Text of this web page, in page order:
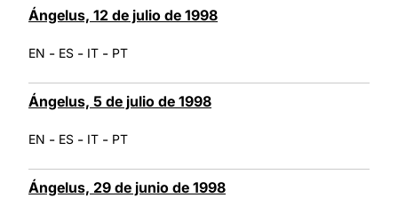
Ángelus, 12 de julio de 1998
EN - ES - IT - PT
Ángelus, 5 de julio de 1998
EN - ES - IT - PT
Ángelus, 29 de junio de 1998